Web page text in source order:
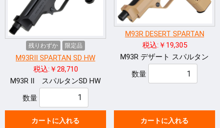
残りわずか 限定品
M93RII SPARTAN SD HW
税込:￥28,710
M93R II スパルタンSD HW
数量
カートに入れる
M93R DESERT SPARTAN
税込:￥19,305
M93R デザート スパルタン
数量
カートに入れる